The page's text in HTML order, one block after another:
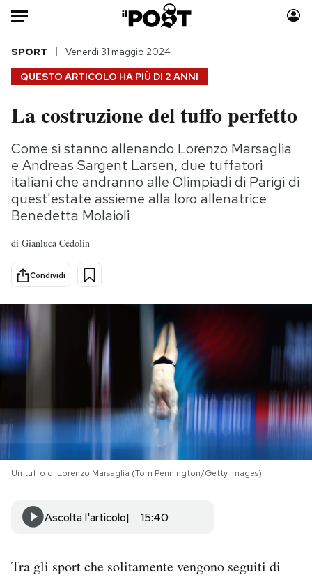
Auto
HOME
Italia
Politica
Tecnologia
Internet
Scienza
Cultura
Sport
Moda
Consumismi
Storie/Idee
Ok Boomer!
I MIEI PREFERITI
SHOP
CALENDARIO
AREA PERSONALE
QUESTO ARTICOLO HA PIÙ DI 2 ANNI
SPORT Venerdì 31 maggio 2024
La costruzione del tuffo perfetto
Come si stanno allenando Lorenzo Marsaglia
e Andreas Sargent Larsen, due tuffatori
italiani che andranno alle Olimpiadi di Parigi di
quest'estate assieme alla loro allenatrice
Benedetta Molaioli
di Gianluca Cedolin
Condividi
Un tuffo di Lorenzo Marsaglia (Tom Pennington/Getty Images)
Ascolta l'articolo 15:40
Tra gli sport che solitamente vengono seguiti di